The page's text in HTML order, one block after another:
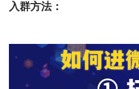
入群方法：